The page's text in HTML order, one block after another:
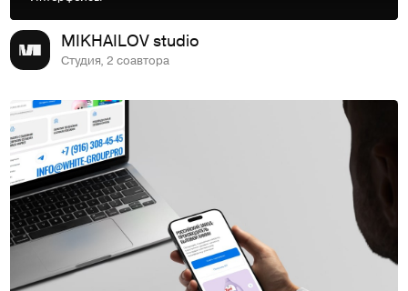
MIKHAILOV studio
Студия, 2 соавтора